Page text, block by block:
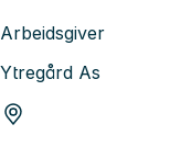
Arbeidsgiver
Ytregård As